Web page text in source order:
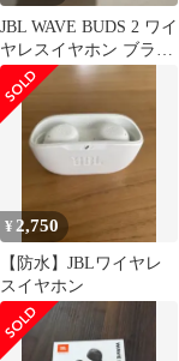
JBL WAVE BUDS 2 ワイ
ヤレスイヤホン ブラッ
ク 2個ケース付き
¥ 2,750
【防水】JBLワイヤレ
スイヤホン